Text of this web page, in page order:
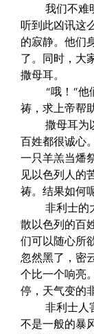
我们不难明
听到此凶讯这
的寂静。他们
了。同时，大
撒母耳。
“哦！”他们
祷，求上帝帮
撒母耳为以
百姓都很诚心
一只羊羔当燔
见以色列人的
祷。结果如
非利士的大
散以色列的百
们可以随心所
忽然黑了，密
个比一个响亮
停，天气变的
非利士人害
不是一般的暴